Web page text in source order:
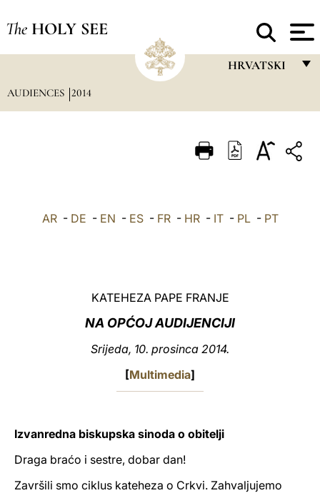
The HOLY SEE
HRVATSKI
ITALIANO
中文
AUDIENCES 2014
AR- DE - EN - ES- FR- HR- IT- PL- PT
KATEHEZA PAPE FRANJE
NA OPĆOJ AUDIJENCIJI
Srijeda, 10. prosinca 2014.
[Multimedia]
Izvanredna biskupska sinoda o obitelji
Draga braćo i sestre, dobar dan!
Završili smo ciklus kateheza o Crkvi. Zahvaljujemo